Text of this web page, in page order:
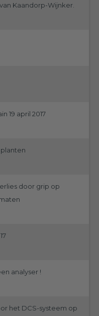
Kaandorp-Wijnker.
19 april 2017
door grip op
analyser !
het DCS-systeem op